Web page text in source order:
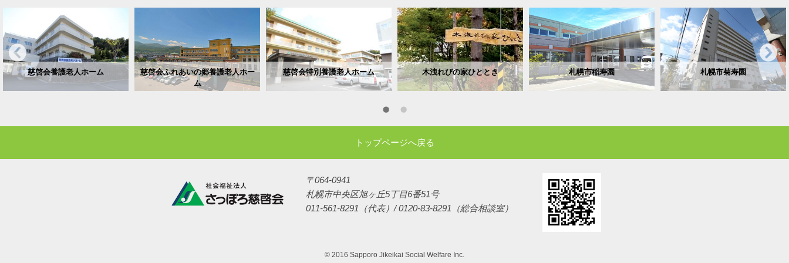
慈啓会養護老人ホーム
慈啓会ふれあいの郷養護老人ホー
ム
慈啓会特別養護老人ホーム 木洩れびの家ひととき 札幌市稲寿園 札幌市菊寿園
トップページへ戻る
〒064-0941
札幌市中央区旭ヶ丘5丁目6番51号
011-561-8291（代表）/ 0120-83-8291（総合相談室）
© 2016 Sapporo Jikeikai Social Welfare Inc.